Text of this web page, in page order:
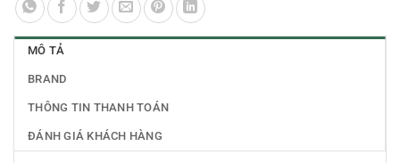
MÔ TẢ
BRAND
THÔNG TIN THANH TOÁN
ĐÁNH GIÁ KHÁCH HÀNG